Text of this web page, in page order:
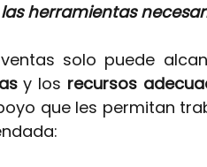
herramientas
solo puede
y los recursos
que les permitan